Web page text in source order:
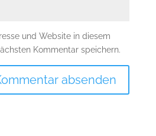
und Website in diesem
Kommentar speichern.